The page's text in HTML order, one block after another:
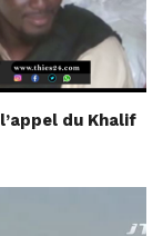
du Khalif